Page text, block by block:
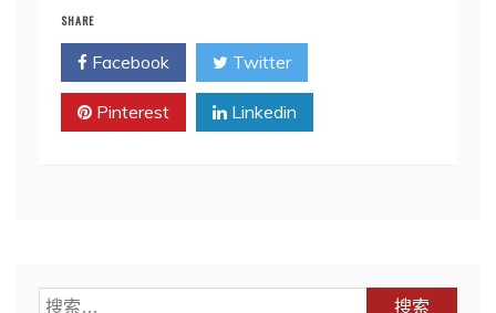
SHARE
Facebook Twitter
Pinterest Linkedin
搜